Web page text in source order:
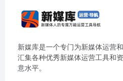
新媒库是一个专门为新媒体运营
汇集各种优秀新媒体运营工具和
意水平。